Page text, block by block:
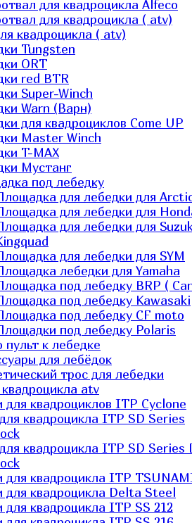
для квадроцикла Alfeco
для квадроцикла ( atv)
квадроцикла ( atv)
Tungsten
ORT
red BTR
Super-Winch
Warn (Варн)
для квадроциклов Come UP
Master Winch
T-MAX
Мустанг
под лебедку
для лебедки для
для лебедки для
для лебедки для
для лебедки для SYM
лебедки для Yamaha
под лебедку BRP (
под лебедку Kawasaki
под лебедку СF moto
под лебедку Polaris
пульт к лебедке
для лебёдок
трос для лебедки
atv
для квадроциклов ITP Cyclone
квадроцикла ITP SD Series
квадроцикла ITP SD Series
для квадроцикла ITP
для квадроцикла Delta Steel
для квадроцикла ITP SS 212